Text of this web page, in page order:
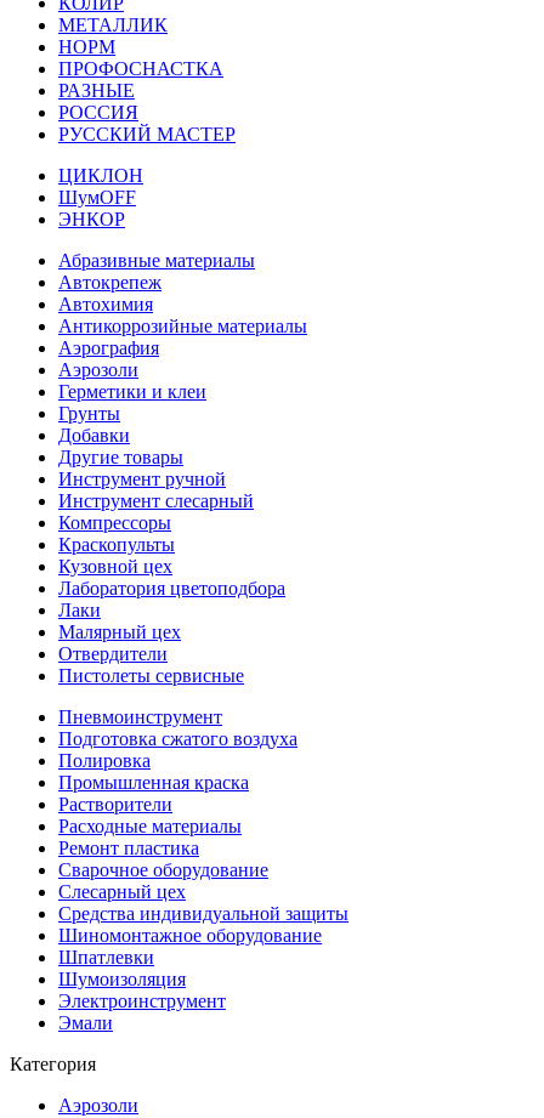
МЕТАЛЛИК
НОРМ
ПРОФОСНАСТКА
РАЗНЫЕ
РОССИЯ
РУССКИЙ МАСТЕР
ЦИКЛОН
ШумOFF
ЭНКОР
Абразивные материалы
Автокрепеж
Автохимия
Антикоррозийные материалы
Аэрография
Аэрозоли
Герметики и клеи
Грунты
Добавки
Другие товары
Инструмент ручной
Инструмент слесарный
Компрессоры
Краскопульты
Кузовной цех
Лаборатория цветоподбора
Лаки
Малярный цех
Отвердители
Пистолеты сервисные
Пневмоинструмент
Подготовка сжатого воздуха
Полировка
Промышленная краска
Растворители
Расходные материалы
Ремонт пластика
Сварочное оборудование
Слесарный цех
Средства индивидуальной защиты
Шиномонтажное оборудование
Шпатлевки
Шумоизоляция
Электроинструмент
Эмали
Категория
Аэрозоли